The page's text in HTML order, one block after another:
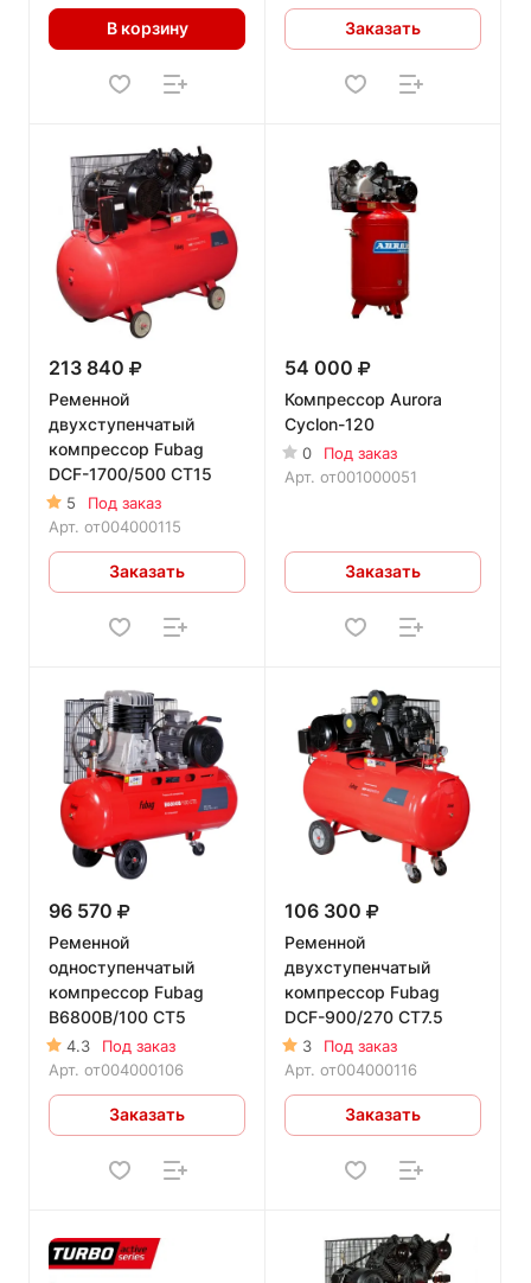
В корзину Заказать
213 840
Ременной
двухступенчатый
компрессор Fubag
DCF-1700/500 CT15
5
Под заказ
Арт. от004000115
Заказать
54 000
Компрессор Aurora
Cyclon-120
0
Под заказ
Арт. от001000051
Заказать
96 570
Ременной
одноступенчатый
компрессор Fubag
B6800B/100 CT5
4.3
Под заказ
Арт. от004000106
Заказать
106 300
Ременной
двухступенчатый
компрессор Fubag
DCF-900/270 CT7.5
3
Под заказ
Арт. от004000116
Заказать